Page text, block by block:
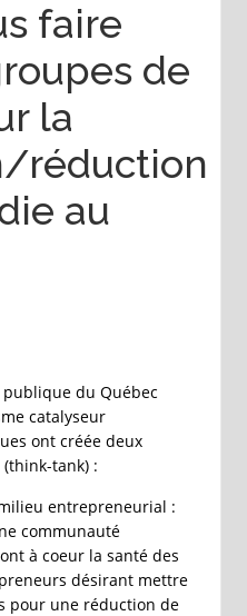
faire
de
la
réduction
au
publique du Québec
catalyseur
ont créée deux
tank) :
entrepreneurial :
communauté
à coeur la santé des
désirant mettre
pour une réduction de